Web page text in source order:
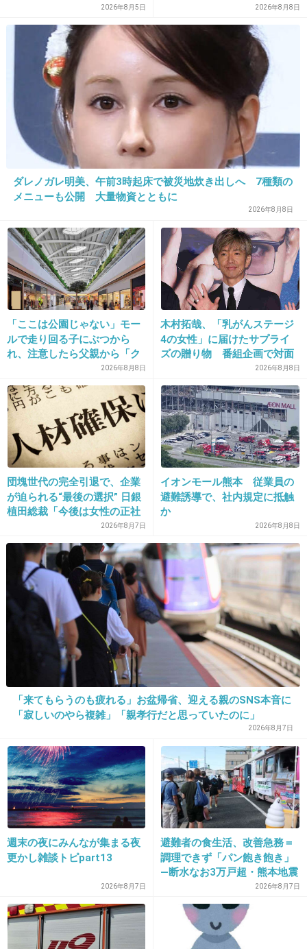
☎️🦍📞しもしも？せがわきり？
+0
2026/06/03(水) 13:29:32
>>11
そういう問題ではない
自分から電話で誘っておいて、ドタキャンして
ごめんねくらい言えるでしょ
19. 匿名2026/06/03(水) 13:29:48
+0 -0
事情によるかなー
体調不良とかなら仕方ないし謝られるようなことでもない
し
1件の返信
+1 -5
21. 匿名2026/06/03(水) 13:30:40
ごめんがないのがムリかな
+4 -0
2026/06/03(水) 13:31:24
いや、普通さ、仕方ない理由でも、ドタキャンは謝るもん
だよ？
-0
23. 匿名2026/06/03(水) 13:31:53
誘う時は相手に断る言い訳を考える隙を与えないように電
話
ドタキャンの時は言い逃げできるようにLINE
だとしたら詐欺師みたいなやり口だね。
2026年8月5日 2026年8月8日
ダレノガレ明美、午前3時起床で被災地炊き出しへ 7種類の
メニューも公開 大量物資とともに
2026年8月8日
「ここは公園じゃない」モー
ルで走り回る子にぶつから
れ、注意したら父親から「ク
ソババア」の暴言。「子ども
だから多めに見ろ」を強要し
てくる人物とは
2026年8月8日
木村拓哉、「乳がんステージ
4の女性」に届けたサプライ
ズの贈り物 番組企画で対面
したファンが、夢と希望を与
える心遣いに「うれしくて号
泣しました」
2026年8月8日
団塊世代の完全引退で、企業
が迫られる“最後の選択” 日銀
植田総裁「今後は女性の正社
員化と外国人の人材活用が
鍵」
2026年8月7日
イオンモール熊本 従業員の
避難誘導で、社内規定に抵触
か
2026年8月8日
「来てもらうのも疲れる」お盆帰省、迎える親のSNS本音に
「寂しいのやら複雑」「親孝行だと思っていたのに」
2026年8月7日
週末の夜にみんなが集まる夜
更かし雑談トピpart13
2026年8月7日
避難者の食生活、改善急務＝
調理できず「パン飽き飽き」
―断水なお3万戸超・熊本地震
2026年8月7日